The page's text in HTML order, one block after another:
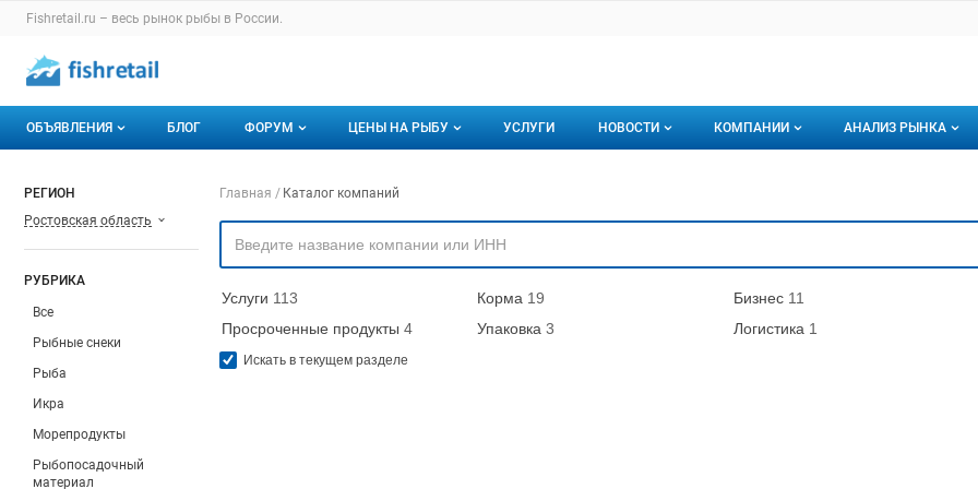
Раздел навигации по сайту fishretail.ru
Fishretail.ru – весь рынок рыбы в России.
Авторизация и меню пользователя
Навигация по разделам сайта fishretail.ru
ОБЪЯВЛЕНИЯ
Горячее предложение
БЛОГ ФОРУМ
Избранные
С моим участием
ЦЕНЫ НА РЫБУ
Актуальные мониторинги
Динамика цен
УСЛУГИ НОВОСТИ КОМПАНИИ
О каталоге компаний
Премиум размещение
АНАЛИЗ РЫНКА
Подписаться на
РЕГИОН
Ростовская область
РУБРИКА
Все
Рыбные снеки
Рыба
Икра
Морепродукты
Рыбопосадочный
материал
Навигация по компаниям
Главная Каталог компаний
Услуги 113 Корма 19 Бизнес 11
Просроченные продукты 4 Упаковка 3 Логистика 1
Искать в текущем разделе